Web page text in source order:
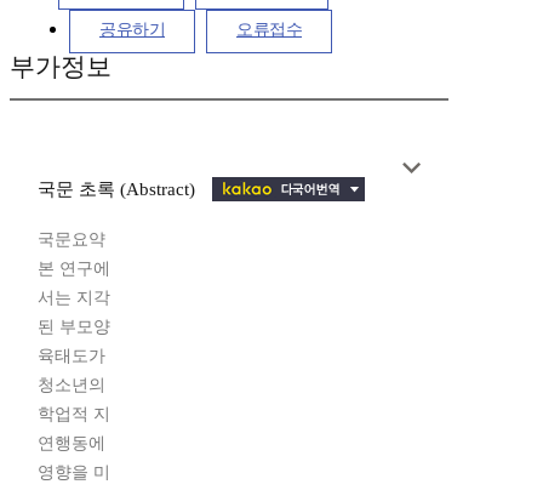
공유하기 오류접수
부가정보
국문 초록 (Abstract)
국문요약
본 연구에
서는 지각
된 부모양
육태도가
청소년의
학업적 지
연행동에
영향을 미